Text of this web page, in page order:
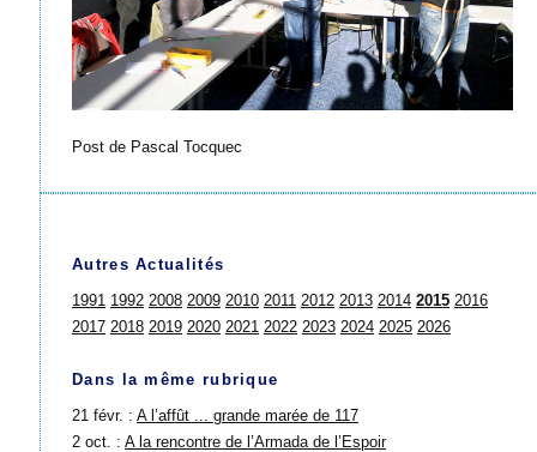
Post de Pascal Tocquec
Autres Actualités
1991 1992 2008 2009 2010 2011 2012 2013 2014 2015 2016
2017 2018 2019 2020 2021 2022 2023 2024 2025 2026
Dans la même rubrique
21 févr. : A l’affût ... grande marée de 117
2 oct. : A la rencontre de l’Armada de l’Espoir